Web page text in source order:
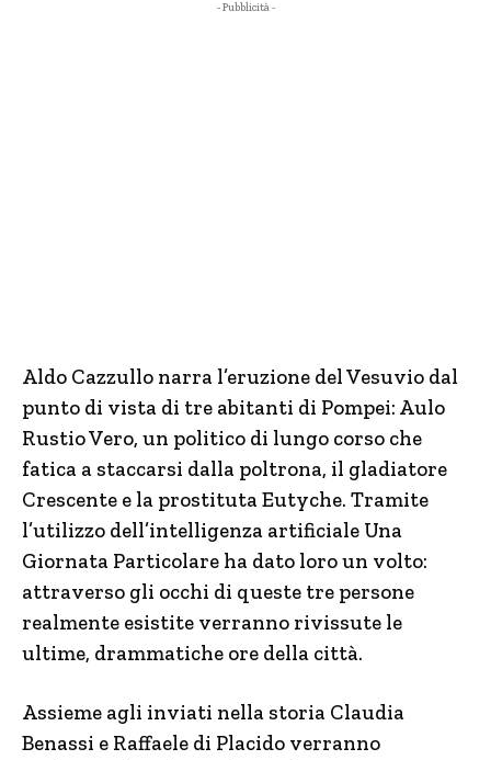
- Pubblicità -
Aldo Cazzullo narra l’eruzione del Vesuvio dal
punto di vista di tre abitanti di Pompei: Aulo
Rustio Vero, un politico di lungo corso che
fatica a staccarsi dalla poltrona, il gladiatore
Crescente e la prostituta Eutyche. Tramite
l’utilizzo dell’intelligenza artificiale Una
Giornata Particolare ha dato loro un volto:
attraverso gli occhi di queste tre persone
realmente esistite verranno rivissute le
ultime, drammatiche ore della città.
Assieme agli inviati nella storia Claudia
Benassi e Raffaele di Placido verranno